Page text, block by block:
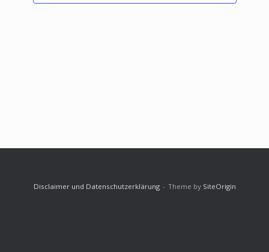
Disclaimer und Datenschutzerklärung Theme by SiteOrigin